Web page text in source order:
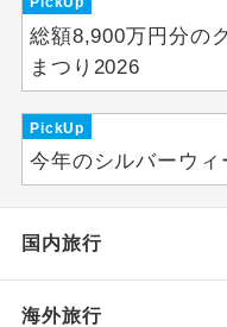
総額8,900万円分の
まつり2026
PickUp
今年のシルバーウィ
国内旅行
海外旅行